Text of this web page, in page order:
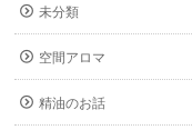
未分類
空間アロマ
精油のお話